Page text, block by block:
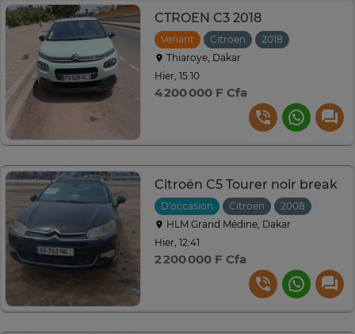
CTROEN C3 2018
Venant Citroen 2018
Thiaroye, Dakar
Hier, 15:10
4 200 000 F Cfa
Citroën C5 Tourer noir break
D'occasion Citroen 2008
HLM Grand Médine, Dakar
Hier, 12:41
2 200 000 F Cfa